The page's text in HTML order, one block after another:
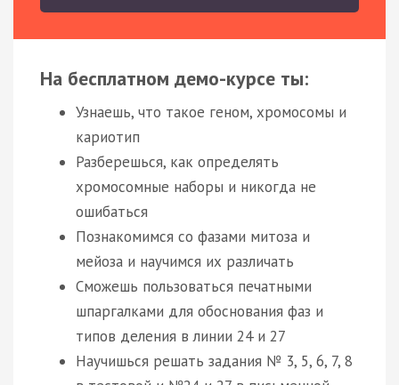
На бесплатном демо-курсе ты:
Узнаешь, что такое геном, хромосомы и
кариотип
Разберешься, как определять
хромосомные наборы и никогда не
ошибаться
Познакомимся со фазами митоза и
мейоза и научимся их различать
Сможешь пользоваться печатными
шпаргалками для обоснования фаз и
типов деления в линии 24 и 27
Научишься решать задания № 3, 5, 6, 7, 8